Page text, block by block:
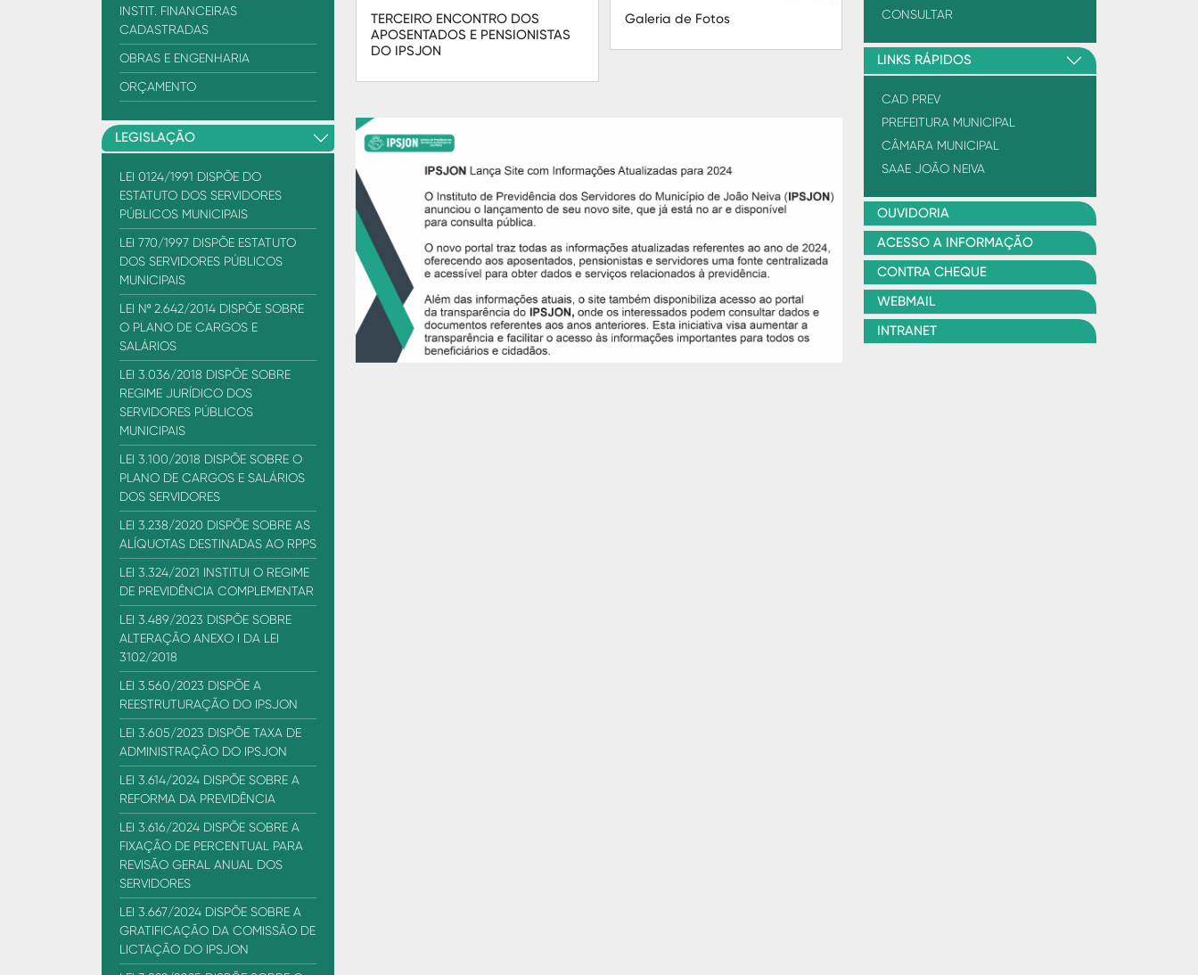
INSTIT. FINANCEIRAS
CADASTRADAS
OBRAS E ENGENHARIA
ORÇAMENTO
LEGISLAÇÃO
LEI 0124/1991 DISPÕE DO
ESTATUTO DOS SERVIDORES
PÚBLICOS MUNICIPAIS
LEI 770/1997 DISPÕE ESTATUTO
DOS SERVIDORES PÚBLICOS
MUNICIPAIS
LEI Nº 2.642/2014 DISPÕE SOBRE
O PLANO DE CARGOS E
SALÁRIOS
LEI 3.036/2018 DISPÕE SOBRE
REGIME JURÍDICO DOS
SERVIDORES PÚBLICOS
MUNICIPAIS
LEI 3.100/2018 DISPÕE SOBRE O
PLANO DE CARGOS E SALÁRIOS
DOS SERVIDORES
LEI 3.238/2020 DISPÕE SOBRE AS
ALÍQUOTAS DESTINADAS AO RPPS
LEI 3.324/2021 INSTITUI O REGIME
DE PREVIDÊNCIA COMPLEMENTAR
LEI 3.489/2023 DISPÕE SOBRE
ALTERAÇÃO ANEXO I DA LEI
3102/2018
LEI 3.560/2023 DISPÕE A
REESTRUTURAÇÃO DO IPSJON
LEI 3.605/2023 DISPÕE TAXA DE
ADMINISTRAÇÃO DO IPSJON
LEI 3.614/2024 DISPÕE SOBRE A
REFORMA DA PREVIDÊNCIA
LEI 3.616/2024 DISPÕE SOBRE A
FIXAÇÃO DE PERCENTUAL PARA
REVISÃO GERAL ANUAL DOS
SERVIDORES
LEI 3.667/2024 DISPÕE SOBRE A
GRATIFICAÇÃO DA COMISSÃO DE
LICTAÇÃO DO IPSJON
TERCEIRO ENCONTRO DOS
APOSENTADOS E PENSIONISTAS
DO IPSJON
Galeria de Fotos
CONSULTAR
LINKS RÁPIDOS
CAD PREV
PREFEITURA MUNICIPAL
CÂMARA MUNICIPAL
SAAE JOÃO NEIVA
OUVIDORIA
ACESSO A INFORMAÇÃO
CONTRA CHEQUE
WEBMAIL
INTRANET